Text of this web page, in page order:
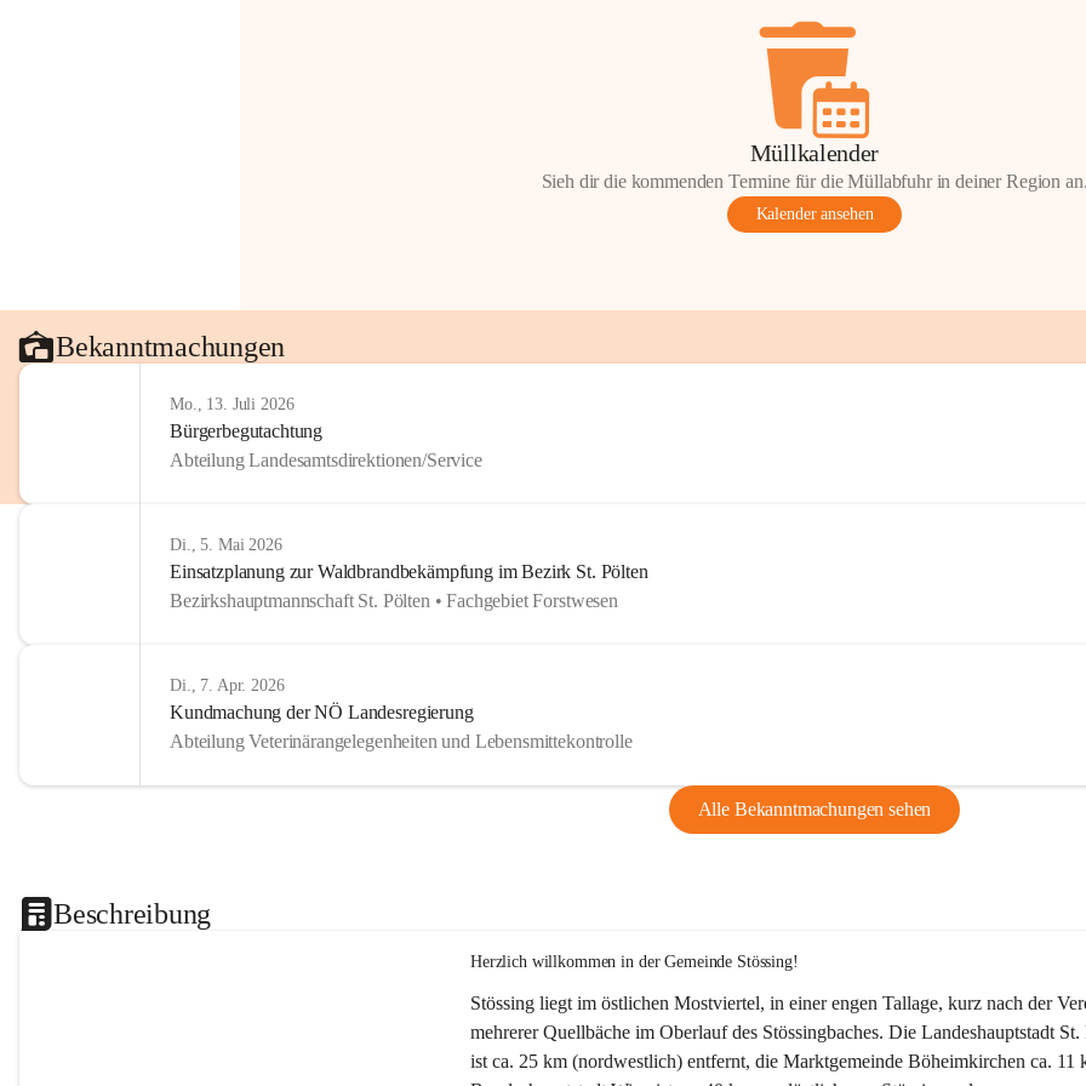
Müllkalender
Sieh dir die kommenden Termine für die Müllabfuhr in deiner Region
Kalender ansehen
Bekanntmachungen
Mo., 13. Juli 2026
Bürgerbegutachtung
Abteilung Landesamtsdirektionen/Service
Di., 5. Mai 2026
Einsatzplanung zur Waldbrandbekämpfung im Bezirk St. Pölten
Bezirkshauptmannschaft St. Pölten • Fachgebiet Forstwesen
Di., 7. Apr. 2026
Kundmachung der NÖ Landesregierung
Abteilung Veterinärangelegenheiten und Lebensmittekontrolle
Alle Bekanntmachungen sehen
Beschreibung
Herzlich willkommen in der Gemeinde Stössing!
Stössing liegt im östlichen Mostviertel, in einer engen Tallage, kurz nach der
mehrerer Quellbäche im Oberlauf des Stössingbaches. Die Landeshauptstadt
ist ca. 25 km (nordwestlich) entfernt, die Marktgemeinde Böheimkirchen ca.